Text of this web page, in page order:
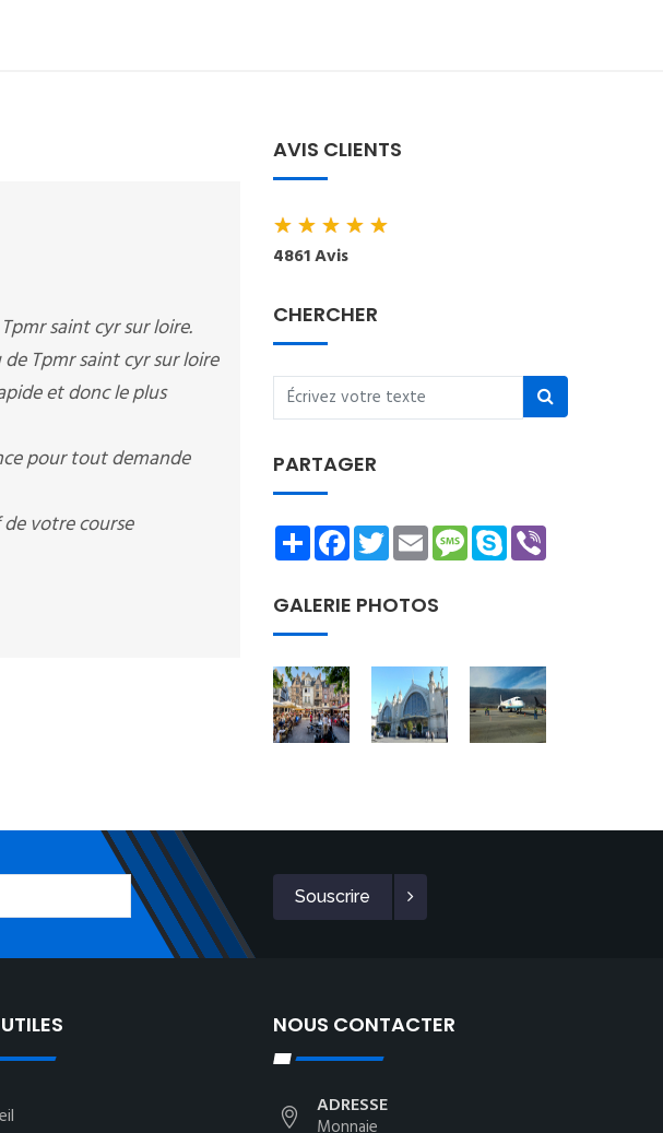
saint cyr sur loire.
Tpmr saint cyr sur loire
et donc le plus
pour tout demande
votre course
AVIS CLIENTS
★★★★★
4861 Avis
CHERCHER
PARTAGER
ShareFacebookTwitterEmailMessage
Skype
GALERIE PHOTOS
Souscrire
NOUS CONTACTER
ADRESSE
Monnaie